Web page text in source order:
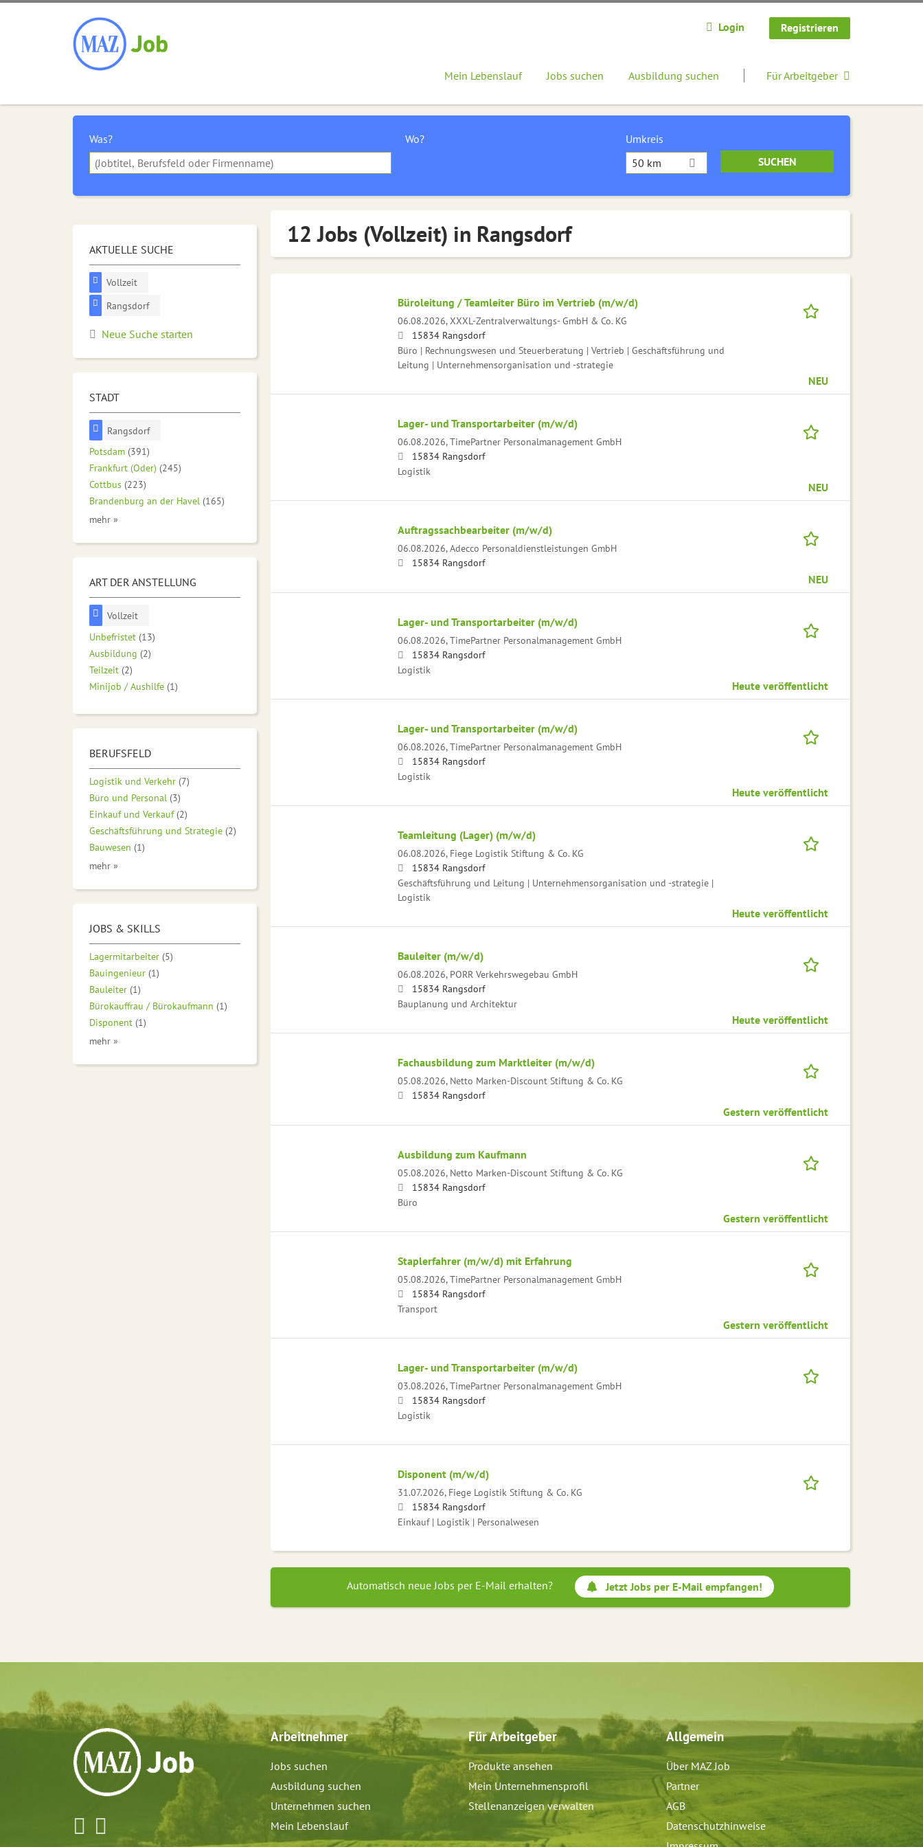
Login Registrieren
Mein Lebenslauf Jobs suchen Ausbildung suchen Für Arbeitgeber
Was? Wo?
Umkreis
50 km
12 Jobs (Vollzeit) in Rangsdorf
Büroleitung / Teamleiter Büro im Vertrieb (m/w/d)
06.08.2026, XXXL-Zentralverwaltungs- GmbH & Co. KG
15834 Rangsdorf
Büro | Rechnungswesen und Steuerberatung | Vertrieb | Geschäftsführung und
Leitung | Unternehmensorganisation und -strategie
NEU
Lager- und Transportarbeiter (m/w/d)
06.08.2026,TimePartner Personalmanagement GmbH
15834 Rangsdorf
Logistik
NEU
Auftragssachbearbeiter (m/w/d)
06.08.2026,Adecco Personaldienstleistungen GmbH
15834 Rangsdorf
NEU
Lager- und Transportarbeiter (m/w/d)
06.08.2026,TimePartner Personalmanagement GmbH
15834 Rangsdorf
Logistik
Heute veröffentlicht
Lager- und Transportarbeiter (m/w/d)
06.08.2026,TimePartner Personalmanagement GmbH
15834 Rangsdorf
Logistik
Heute veröffentlicht
Teamleitung (Lager) (m/w/d)
06.08.2026, Fiege Logistik Stiftung & Co. KG
15834 Rangsdorf
Geschäftsführung und Leitung | Unternehmensorganisation und -strategie |
Logistik
Heute veröffentlicht
Bauleiter (m/w/d)
06.08.2026, PORR Verkehrswegebau GmbH
15834 Rangsdorf
Bauplanung und Architektur
Heute veröffentlicht
Fachausbildung zum Marktleiter (m/w/d)
05.08.2026, Netto Marken-Discount Stiftung & Co. KG
15834 Rangsdorf
Gestern veröffentlicht
Ausbildung zum Kaufmann
05.08.2026, Netto Marken-Discount Stiftung & Co. KG
15834 Rangsdorf
Büro
Gestern veröffentlicht
Staplerfahrer (m/w/d) mit Erfahrung
05.08.2026,TimePartner Personalmanagement GmbH
15834 Rangsdorf
Transport
Gestern veröffentlicht
Lager- und Transportarbeiter (m/w/d)
03.08.2026,TimePartner Personalmanagement GmbH
15834 Rangsdorf
Logistik
Disponent (m/w/d)
31.07.2026, Fiege Logistik Stiftung & Co. KG
15834 Rangsdorf
Einkauf | Logistik | Personalwesen
Automatisch neue Jobs per E-Mail erhalten? Jetzt Jobs per E-Mail empfangen!
AKTUELLE SUCHE
Vollzeit
Rangsdorf
Neue Suche starten
STADT
Rangsdorf
Potsdam (391)
Frankfurt (Oder) (245)
Cottbus (223)
Brandenburg an der Havel (165)
mehr »
ART DER ANSTELLUNG
Vollzeit
Unbefristet (13)
Ausbildung (2)
Teilzeit (2)
Minijob / Aushilfe (1)
BERUFSFELD
Logistik und Verkehr (7)
Büro und Personal (3)
Einkauf und Verkauf (2)
Geschäftsführung und Strategie (2)
Bauwesen (1)
mehr »
JOBS & SKILLS
Lagermitarbeiter (5)
Bauingenieur (1)
Bauleiter (1)
Bürokauffrau / Bürokaufmann (1)
Disponent (1)
mehr »
Arbeitnehmer
Jobs suchen
Ausbildung suchen
Unternehmen suchen
Mein Lebenslauf
Für Arbeitgeber
Produkte ansehen
Mein Unternehmensprofil
Stellenanzeigen verwalten
Allgemein
Über MAZ Job
Partner
AGB
Datenschutzhinweise